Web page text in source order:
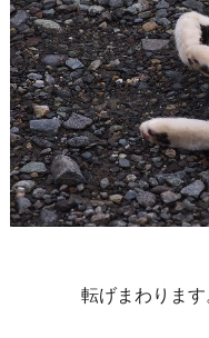
転げまわります